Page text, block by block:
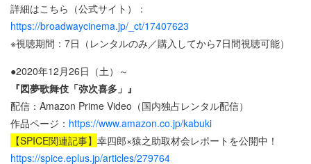
詳細はこちら（公式サイト）：
https://broadwaycinema.jp/_ct/17407623
※視聴期間：7日（レンタルのみ／購入してから7日間視聴可能）
●2020年12月26日（土）～
『図夢歌舞伎「弥次喜多」』
配信：Amazon Prime Video（国内独占レンタル配信）
作品ページ： https://www.amazon.co.jp/kabuki
【SPICE関連記事】 幸四郎×猿之助取材会レポートを公開中！
https://spice.eplus.jp/articles/279764